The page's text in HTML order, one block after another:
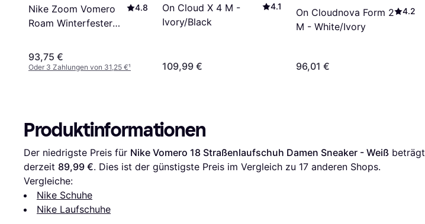
Nike Zoom Vomero
Roam Winterfester
4.8
93,75 €
Oder 3 Zahlungen von 31,25 €¹
On Cloud X 4 M -
Ivory/Black
4.1
109,99 €
On Cloudnova Form 2
M - White/Ivory
4.2
96,01 €
Produktinformationen
Der niedrigste Preis für Nike Vomero 18 Straßenlaufschuh Damen Sneaker - Weiß beträgt
derzeit 89,99 €. Dies ist der günstigste Preis im Vergleich zu 17 anderen Shops.
Vergleiche:
Nike Schuhe
Nike Laufschuhe